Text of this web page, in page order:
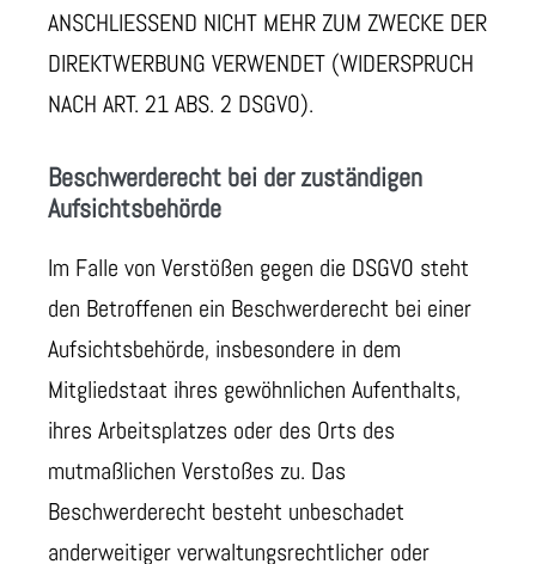
ANSCHLIESSEND NICHT MEHR ZUM ZWECKE DER
DIREKTWERBUNG VERWENDET (WIDERSPRUCH
NACH ART. 21 ABS. 2 DSGVO).
Beschwerde­recht bei der zuständigen
Aufsichts­behörde
Im Falle von Verstößen gegen die DSGVO steht
den Betroffenen ein Beschwerderecht bei einer
Aufsichtsbehörde, insbesondere in dem
Mitgliedstaat ihres gewöhnlichen Aufenthalts,
ihres Arbeitsplatzes oder des Orts des
mutmaßlichen Verstoßes zu. Das
Beschwerderecht besteht unbeschadet
anderweitiger verwaltungsrechtlicher oder